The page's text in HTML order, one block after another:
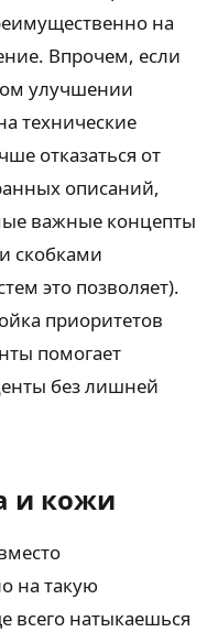
на
Впрочем, если
улучшении
технические
отказаться от
описаний,
важные концепты
скобками
это позволяет).
приоритетов
помогает
без лишней
и кожи
на такую
натыкаешься